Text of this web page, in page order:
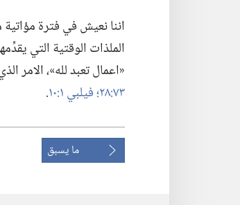
اننا نعيش في فترة
الملذات الوقتية التي
«اعمال تعبد لله»،‏ الامر
٧٣:‏٢٨؛‏
فيلبي ١:‏١٠ ‏.‏
ما يسبق